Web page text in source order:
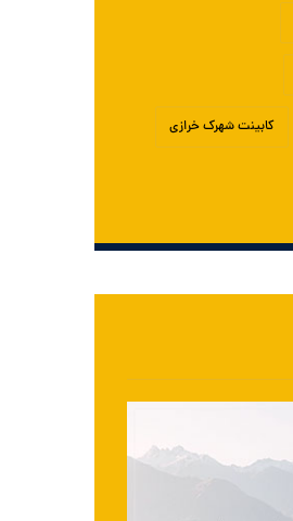
کابینت شهرک خرازی